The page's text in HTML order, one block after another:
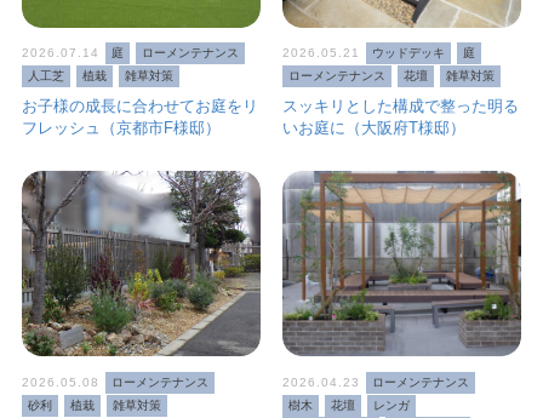
お子様の成長に合わせてお庭をリ
フレッシュ（京都市F様邸）
2026.07.14 庭
ローメンテナンス
人工芝
植栽 雑草対策
スッキリとした構成で整った明る
いお庭に（大阪府T様邸）
2026.05.21 ウッドデッキ
庭
ローメンテナンス
花壇 雑草対策
2026.05.08
ローメンテナンス
砂利
植栽 雑草対策
2026.04.23
ローメンテナンス
樹木
花壇
レンガ